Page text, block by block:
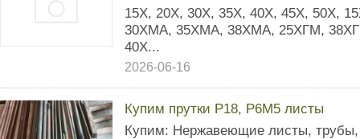
15Х, 20Х, 30Х, 35Х, 40Х, 45Х, 50Х,
30ХМА, 35ХМА, 38ХМА, 25ХГМ,
40Х...
2026-06-16
Купим прутки Р18, Р6М5 листы
Купим: Нержавеющие листы, трубы,